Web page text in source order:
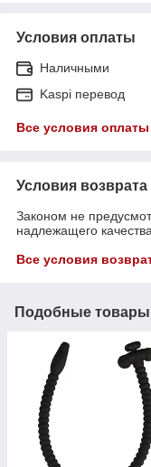
Условия оплаты
Наличными
Kaspi перевод
Все условия оплаты
Условия возврата
Законом не
надлежащего качества
Все условия
Подобные